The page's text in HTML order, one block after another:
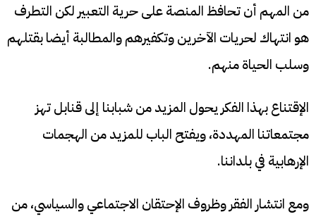
من المهم أن تحافظ المنصة على حرية التعبير لكن التطرف
هو انتهاك لحريات الآخرين وتكفيرهم والمطالبة أيضا بقتلهم
وسلب الحياة منهم.
الإقتناع بهذا الفكر يحول المزيد من شبابنا إلى قنابل تهز
مجتمعاتنا المهددة، ويفتح الباب للمزيد من الهجمات
الإرهابية في بلداننا.
ومع انتشار الفقر وظروف الإحتقان الاجتماعي والسياسي، من